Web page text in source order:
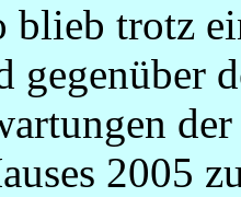
trotz
gegenüber
2005